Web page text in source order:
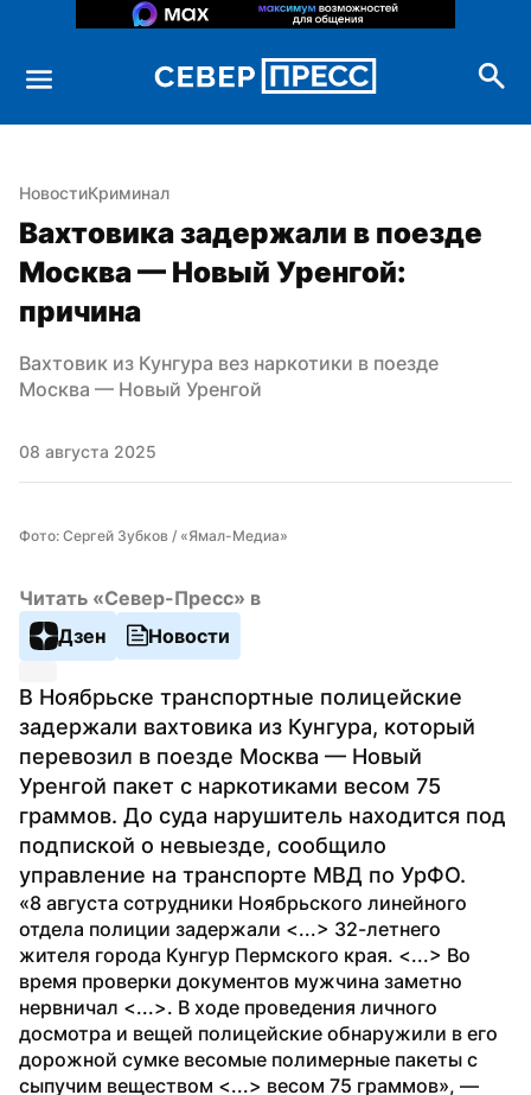
НовостиКриминал
Вахтовика задержали в поезде
Москва — Новый Уренгой:
причина
Вахтовик из Кунгура вез наркотики в поезде
Москва — Новый Уренгой
08 августа 2025
Фото: Сергей Зубков / «Ямал-Медиа»
Читать «Север-Пресс» в
Дзен
Новости
В Ноябрьске транспортные полицейские
задержали вахтовика из Кунгура, который
перевозил в поезде Москва — Новый
Уренгой пакет с наркотиками весом 75
граммов. До суда нарушитель находится под
подпиской о невыезде, сообщило
управление на транспорте МВД по УрФО.
«8 августа сотрудники Ноябрьского линейного
отдела полиции задержали <...> 32-летнего
жителя города Кунгур Пермского края. <...> Во
время проверки документов мужчина заметно
нервничал <...>. В ходе проведения личного
досмотра и вещей полицейские обнаружили в его
дорожной сумке весомые полимерные пакеты с
сыпучим веществом <...> весом 75 граммов», —